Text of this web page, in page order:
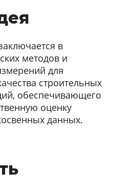
в
методов и
для
строительных
обеспечивающего
оценку
данных.